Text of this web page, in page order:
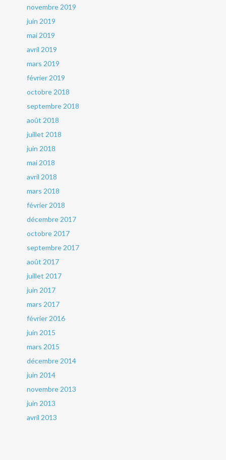
novembre 2019
juin 2019
mai 2019
avril 2019
mars 2019
février 2019
octobre 2018
septembre 2018
août 2018
juillet 2018
juin 2018
mai 2018
avril 2018
mars 2018
février 2018
décembre 2017
octobre 2017
septembre 2017
août 2017
juillet 2017
juin 2017
mars 2017
février 2016
juin 2015
mars 2015
décembre 2014
juin 2014
novembre 2013
juin 2013
avril 2013